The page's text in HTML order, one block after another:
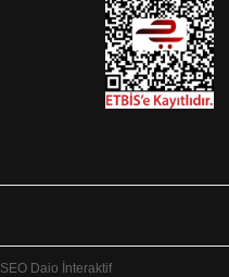
SEO Daio İnteraktif